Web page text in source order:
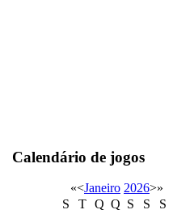
Calendário de jogos
«<Janeiro 2026>»
S
T Q Q S S
S